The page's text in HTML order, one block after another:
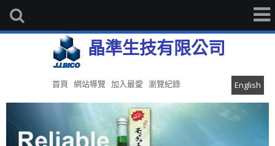
晶準生技有限公司
首頁 網站導覽 加入最愛 English
瀏覽紀錄